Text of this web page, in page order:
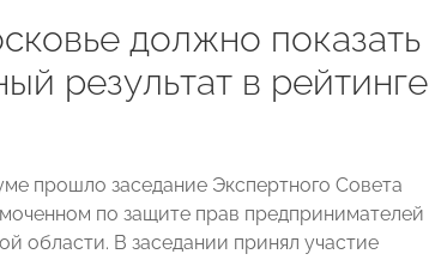
должно показать
результат в рейтинге
прошло заседание Экспертного Совета
по защите прав предпринимателей
области. В заседании принял участие